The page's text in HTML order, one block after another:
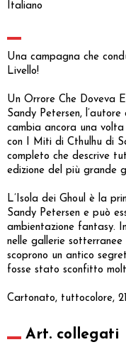
Italiano
Una campagna che
Livello!
Un Orrore Che Doveva
Sandy Petersen,
cambia ancora una
con I Miti di Cthulhu di
completo che descrive
edizione del più grande
L’Isola dei Ghoul è la
Sandy Petersen e può
ambientazione fantasy.
nelle gallerie
scoprono un antico
fosse stato sconfitto
Cartonato, tuttocolore,
Art. collegati